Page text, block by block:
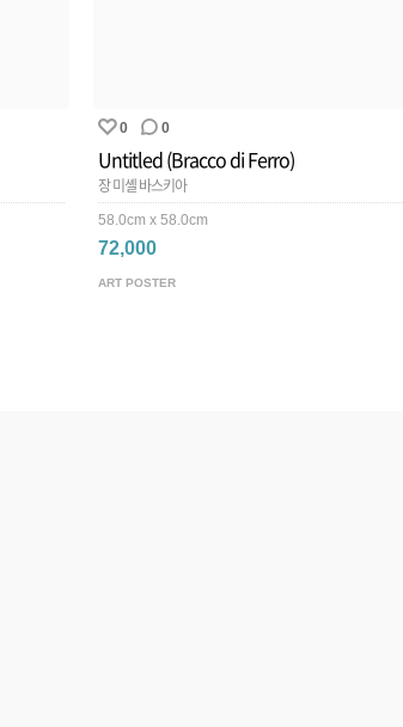
0 0
Untitled (Bracco di Ferro)
장 미셸 바스키아
58.0cm x 58.0cm
72,000
ART POSTER